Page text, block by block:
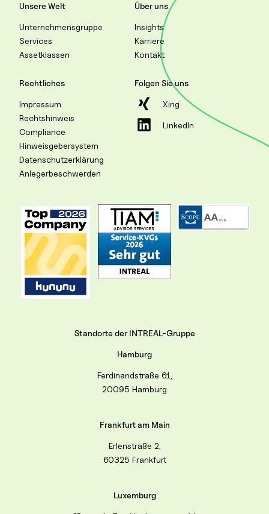
Unsere Welt
Unternehmensgruppe
Services
Assetklassen
Über uns
Insights
Karriere
Kontakt
Rechtliches
Impressum
Rechtshinweis
Compliance
Hinweisgebersystem
Datenschutzerklärung
Anlegerbeschwerden
Folgen Sie uns
Xing
LinkedIn
Standorte der INTREAL-Gruppe
Hamburg
Ferdinandstraße 61,
20095 Hamburg
Frankfurt am Main
Erlenstraße 2,
60325 Frankfurt
Luxemburg